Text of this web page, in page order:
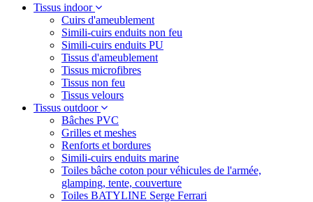
Tissus indoor
Cuirs d'ameublement
Simili-cuirs enduits non feu
Simili-cuirs enduits PU
Tissus d'ameublement
Tissus microfibres
Tissus non feu
Tissus velours
Tissus outdoor
Bâches PVC
Grilles et meshes
Renforts et bordures
Simili-cuirs enduits marine
Toiles bâche coton pour véhicules de l'armée,
glamping, tente, couverture
Toiles BATYLINE Serge Ferrari